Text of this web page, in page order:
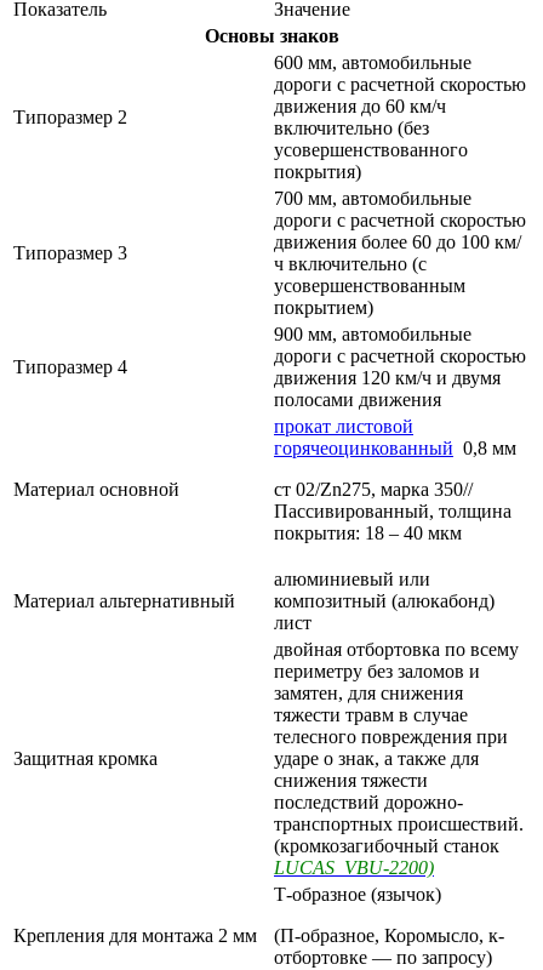
Показатель
Значение
Основы знаков
Типоразмер 2
600 мм, автомобильные
дороги с расчетной скоростью
движения до 60 км/ч
включительно (без
усовершенствованного
покрытия)
Типоразмер 3
700 мм, автомобильные
дороги с расчетной скоростью
движения более 60 до 100 км/
ч включительно (с
усовершенствованным
покрытием)
Типоразмер 4
900 мм, автомобильные
дороги с расчетной скоростью
движения 120 км/ч и двумя
полосами движения
Материал основной
прокат листовой
горячеоцинкованный 0,8 мм
ст 02/Zn275, марка 350//
Пассивированный, толщина
покрытия: 18 – 40 мкм
Материал альтернативный
алюминиевый или
композитный (алюкабонд)
лист
Защитная кромка
двойная отбортовка по всему
периметру без заломов и
замятен, для снижения
тяжести травм в случае
телесного повреждения при
ударе о знак, а также для
снижения тяжести
последствий дорожно-
транспортных происшествий.
(кромкозагибочный станок
LUCAS VBU-2200)
Крепления для монтажа 2 мм
Т-образное (язычок)
(П-образное, Коромысло, к-
отбортовке — по запросу)